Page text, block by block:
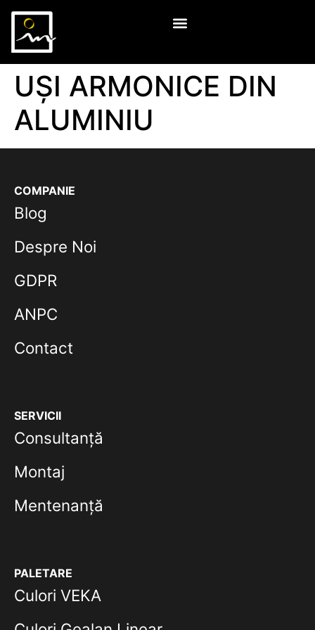
UȘI ARMONICE DIN
ALUMINIU
COMPANIE
Blog
Despre Noi
GDPR
ANPC
Contact
SERVICII
Consultanță
Montaj
Mentenanță
PALETARE
Culori VEKA